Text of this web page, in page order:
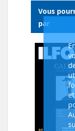
Vous
par